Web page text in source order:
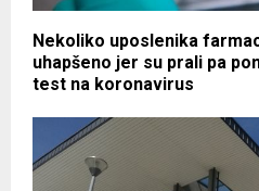
Nekoliko uposlenika
uhapšeno jer su prali pa
test na koronavirus